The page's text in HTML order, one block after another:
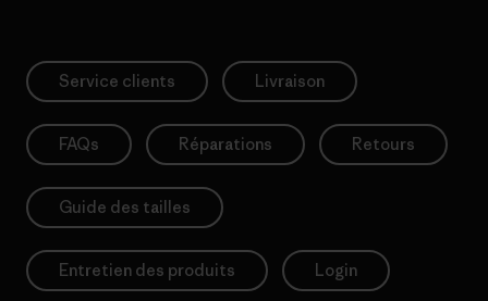
Service clients Livraison
FAQs Réparations Retours
Guide des tailles
Entretien des produits Login